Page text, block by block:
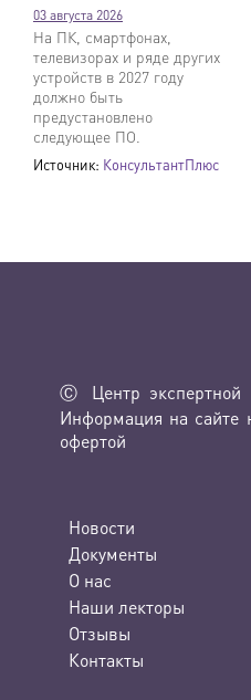
03 августа 2026
На ПК, смартфонах,
телевизорах и ряде других
устройств в 2027 году
должно быть
предустановлено
следующее ПО.
Источник: КонсультантПлюс
Ⓒ Центр экспертной
Информация на сайте
офертой
Новости
Документы
О нас
Наши лекторы
Отзывы
Контакты